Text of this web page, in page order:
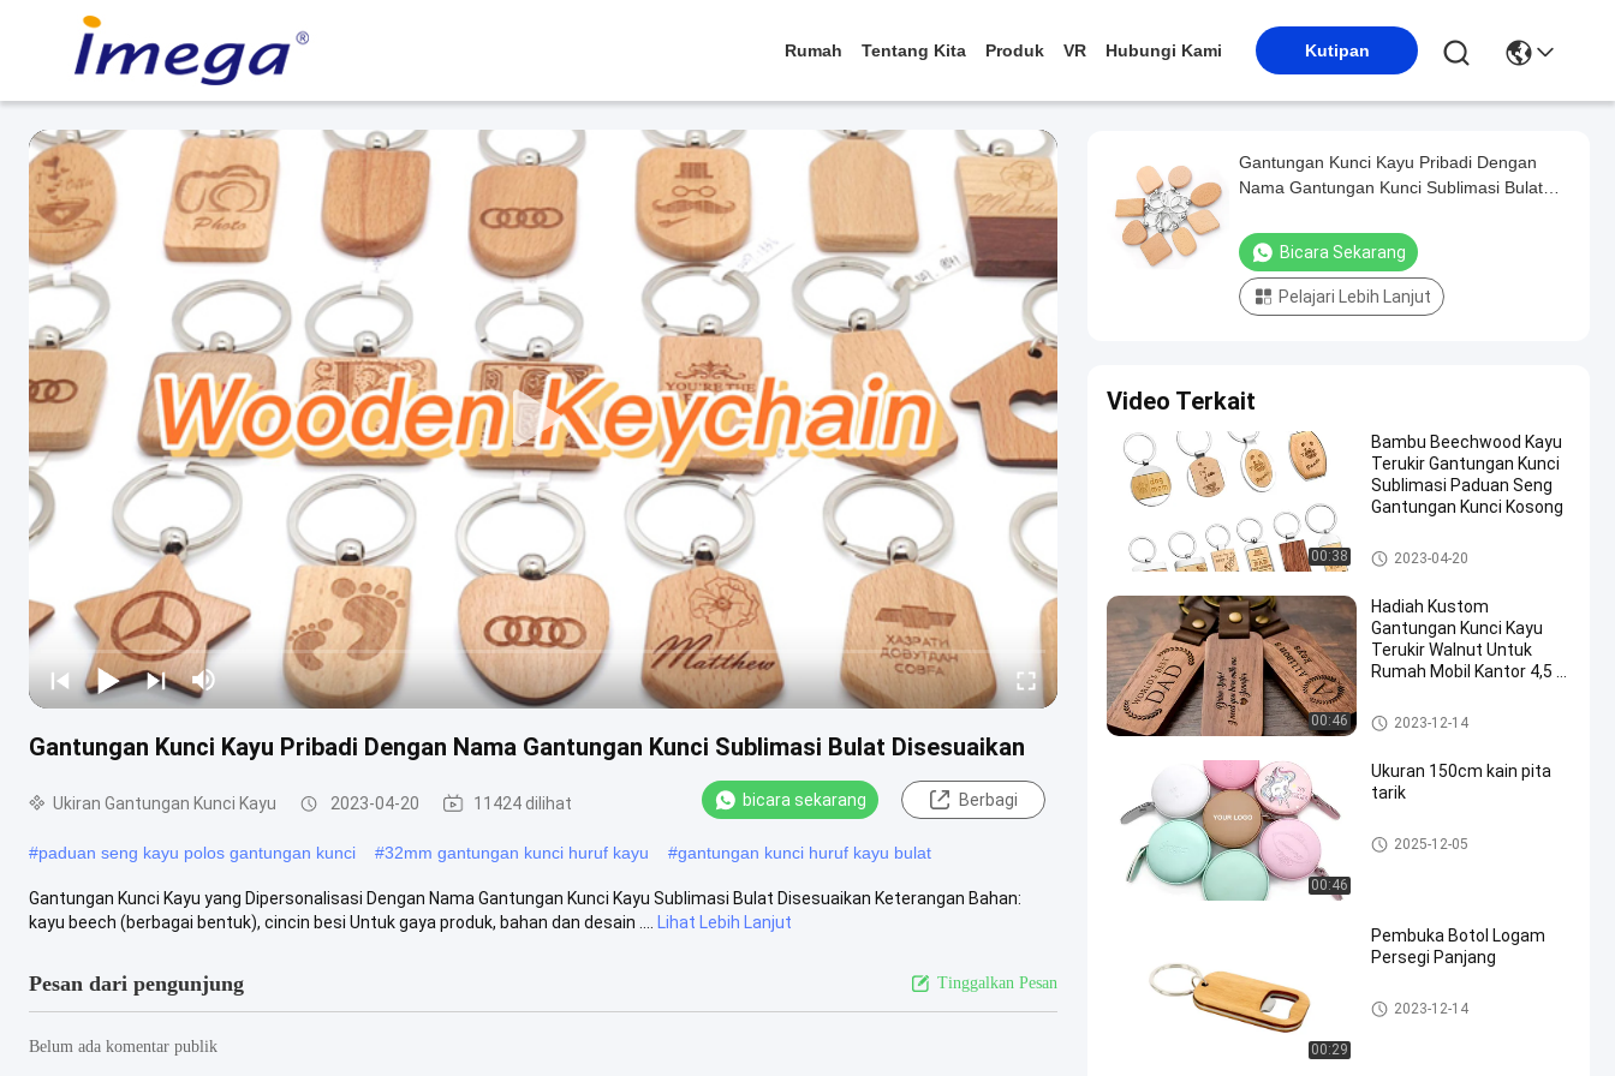
Rumah Tentang Kita Produk VR Hubungi Kami Kutipan
Gantungan Kunci Kayu Pribadi Dengan Nama Gantungan Kunci Sublimasi Bulat Disesuaikan
Ukiran Gantungan Kunci Kayu 2023-04-20 11424 dilihat bicara sekarang Berbagi
#paduan seng kayu polos gantungan kunci #32mm gantungan kunci huruf kayu #gantungan kunci huruf kayu bulat
Gantungan Kunci Kayu yang Dipersonalisasi Dengan Nama Gantungan Kunci Kayu Sublimasi Bulat Disesuaikan Keterangan Bahan:
kayu beech (berbagai bentuk), cincin besi Untuk gaya produk, bahan dan desain ....
Lihat Lebih Lanjut
Pesan dari pengunjung Tinggalkan Pesan
Belum ada komentar publik
Gantungan Kunci Kayu Pribadi Dengan
Nama Gantungan Kunci Sublimasi Bulat
Bicara Sekarang
Pelajari Lebih Lanjut
Video Terkait
00:38
Bambu Beechwood Kayu
Terukir Gantungan Kunci
Sublimasi Paduan Seng
Gantungan Kunci Kosong
Ukiran Gantungan Kunci Kayu
2023-04-20
00:46
Hadiah Kustom
Gantungan Kunci Kayu
Terukir Walnut Untuk
Rumah Mobil Kantor 4,5 X
Ukiran Gantungan Kunci Kayu
2023-12-14
00:46
Ukuran 150cm kain pita
tarik
Pita Pengukur yang Dapat Dita
rik
2025-12-05
00:29
Pembuka Botol Logam
Persegi Panjang
Pembuka Botol Logam
2023-12-14